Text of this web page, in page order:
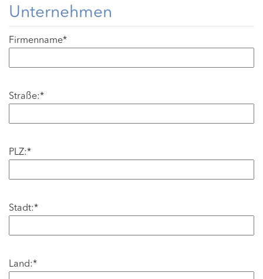
Unternehmen
Firmenname*
Straße:*
PLZ:*
Stadt:*
Land:*